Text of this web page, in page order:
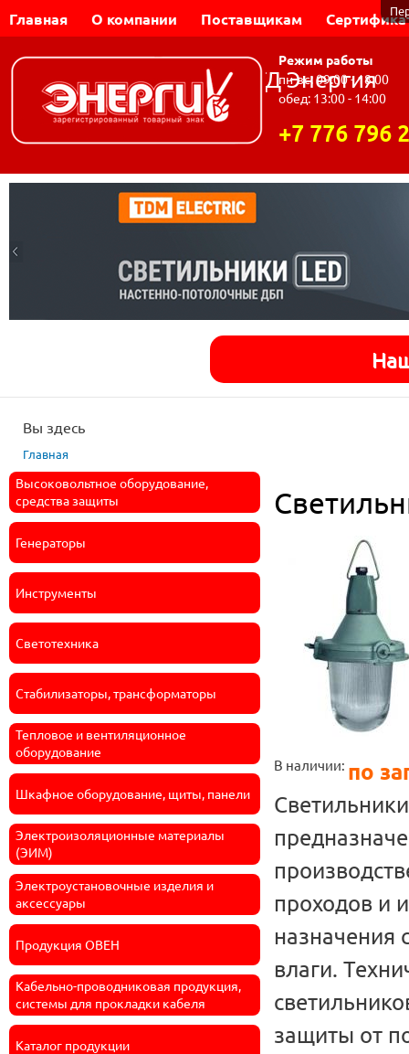
Главная О компании Поставщикам
Режим работы
пн-вс: 09:00 - 18:00
обед: 13:00 - 14:00
+7 776 796
Динар-Электромаш | ТД Энергия
Вы здесь
Главная
Высоковольтное оборудование,
средства защиты
Генераторы
Инструменты
Светотехника
Стабилизаторы, трансформаторы
Тепловое и вентиляционное
оборудование
Шкафное оборудование, щиты, панели
Электроизоляционные материалы
(ЭИМ)
Электроустановочные изделия и
аксессуары
Продукция ОВЕН
Кабельно-проводниковая продукция,
системы для прокладки кабеля
Каталог продукции
В наличии: по
проходов и
влаги.
защиты от